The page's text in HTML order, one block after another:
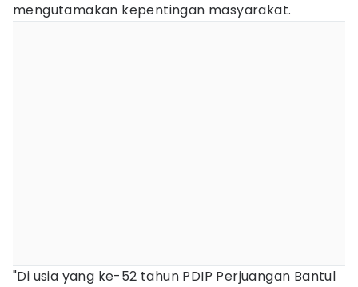
mengutamakan kepentingan masyarakat.
"Di usia yang ke-52 tahun PDIP Perjuangan Bantul